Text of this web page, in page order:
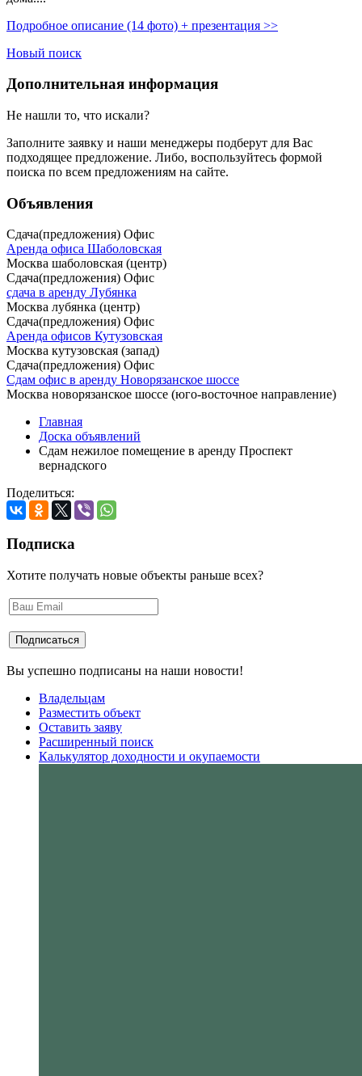
Подробное описание (14 фото) + презентация >>
Новый поиск
Дополнительная информация
Не нашли то, что искали?
Заполните заявку и наши менеджеры подберут для Вас
подходящее предложение. Либо, воспользуйтесь формой
поиска по всем предложениям на сайте.
Объявления
Сдача(предложения) Офис
Аренда офиса Шаболовская
Москва шаболовская (центр)
Сдача(предложения) Офис
сдача в аренду Лубянка
Москва лубянка (центр)
Сдача(предложения) Офис
Аренда офисов Кутузовская
Москва кутузовская (запад)
Сдача(предложения) Офис
Сдам офис в аренду Новорязанское шоссе
Москва новорязанское шоссе (юго-восточное направление)
Главная
Доска объявлений
Сдам нежилое помещение в аренду Проспект
вернадского
Поделиться:
Подписка
Хотите получать новые объекты раньше всех?
Вы успешно подписаны на наши новости!
Владельцам
Разместить объект
Оставить заяву
Расширенный поиск
Калькулятор доходности и окупаемости